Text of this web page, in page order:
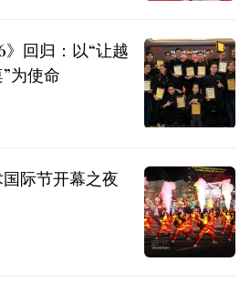
》回归：以“让越
为使命
际节开幕之夜